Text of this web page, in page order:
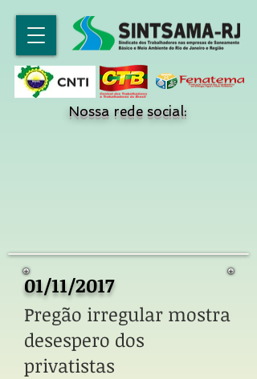
Nossa rede social:
01/11/2017
Pregão irregular mostra
desespero dos
privatistas